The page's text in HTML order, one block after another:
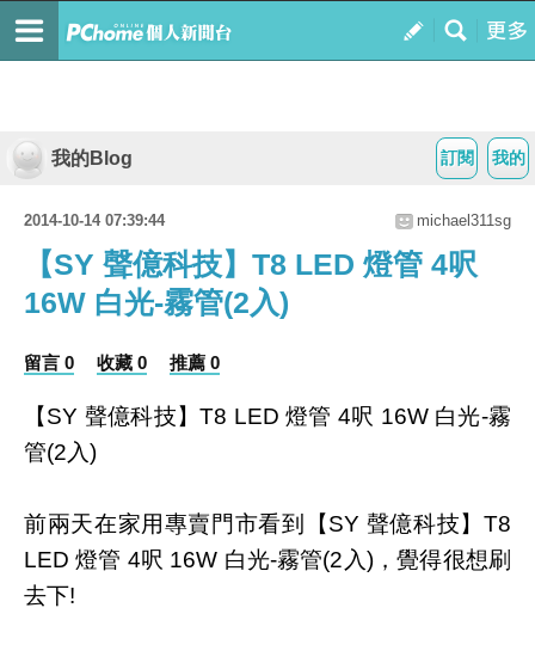
我的
訂閱
我的Blog
2014-10-14 07:39:44 michael311sg
【SY 聲億科技】T8 LED 燈管 4呎
16W 白光-霧管(2入)
留言 0 收藏 0 推薦 0
【SY 聲億科技】T8 LED 燈管 4呎 16W 白光-霧
管(2入)
前兩天在家用專賣門市看到【SY 聲億科技】T8
LED 燈管 4呎 16W 白光-霧管(2入)，覺得很想刷
去下!